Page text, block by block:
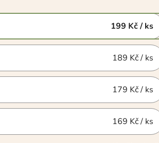
199 Kč/ ks
189 Kč/ ks
179 Kč/ ks
169 Kč/ ks